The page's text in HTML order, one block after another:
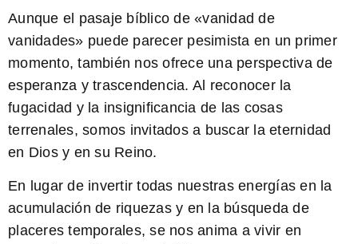
Aunque el pasaje bíblico de «vanidad de
vanidades» puede parecer pesimista en un primer
momento, también nos ofrece una perspectiva de
esperanza y trascendencia. Al reconocer la
fugacidad y la insignificancia de las cosas
terrenales, somos invitados a buscar la eternidad
en Dios y en su Reino.
En lugar de invertir todas nuestras energías en la
acumulación de riquezas y en la búsqueda de
placeres temporales, se nos anima a vivir en